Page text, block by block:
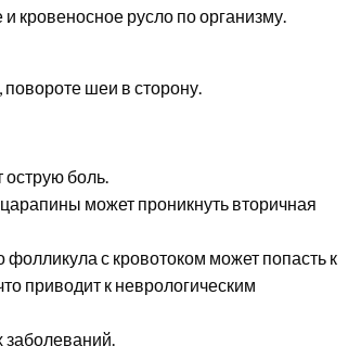
кровеносное русло по организму.
шеи в сторону.
боль.
может проникнуть вторичная
с кровотоком может попасть к
приводит к неврологическим